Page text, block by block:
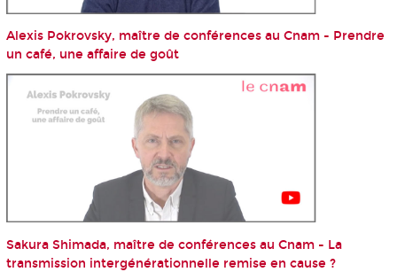
Alexis Pokrovsky, maître de conférences au Cnam - Prendre
un café, une affaire de goût
Sakura Shimada, maître de conférences au Cnam - La
transmission intergénérationnelle remise en cause ?